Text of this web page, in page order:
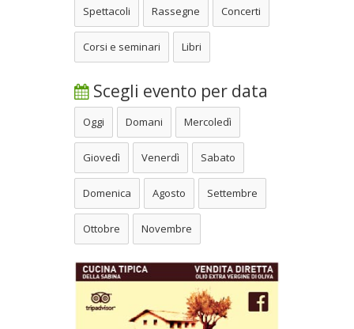
Spettacoli Rassegne Concerti
Corsi e seminari Libri
Scegli evento per data
Oggi Domani Mercoledì
Giovedì Venerdì Sabato
Domenica Agosto Settembre
Ottobre Novembre